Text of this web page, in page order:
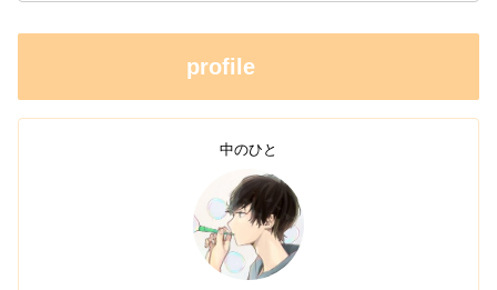
profile
中のひと